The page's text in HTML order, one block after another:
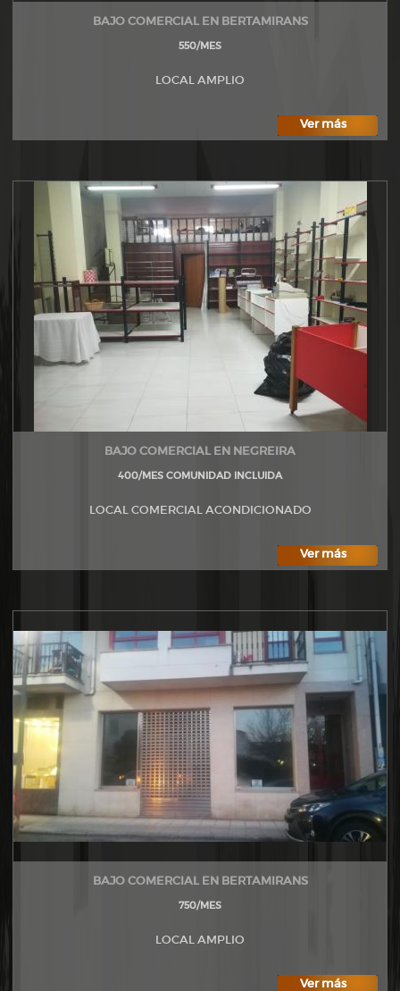
BAJO COMERCIAL EN BERTAMIRANS
550/MES
LOCAL AMPLIO
Ver más
BAJO COMERCIAL EN NEGREIRA
400/MES COMUNIDAD INCLUIDA
LOCAL COMERCIAL ACONDICIONADO
Ver más
BAJO COMERCIAL EN BERTAMIRANS
750/MES
LOCAL AMPLIO
Ver más